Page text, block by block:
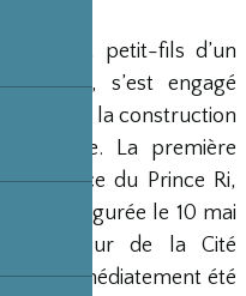
petit-fils d’un
filage, s’est engagé
à financer la construction
La première
présence du Prince Ri,
Inaugurée le 10 mai
créateur de la Cité
a immédiatement été